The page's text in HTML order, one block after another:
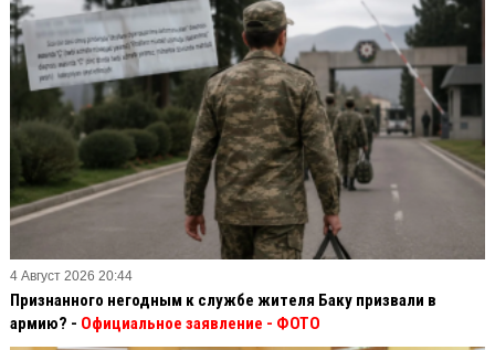
4 Август 2026 20:44
Признанного негодным к службе жителя Баку призвали в
армию? - Официальное заявление - ФОТО